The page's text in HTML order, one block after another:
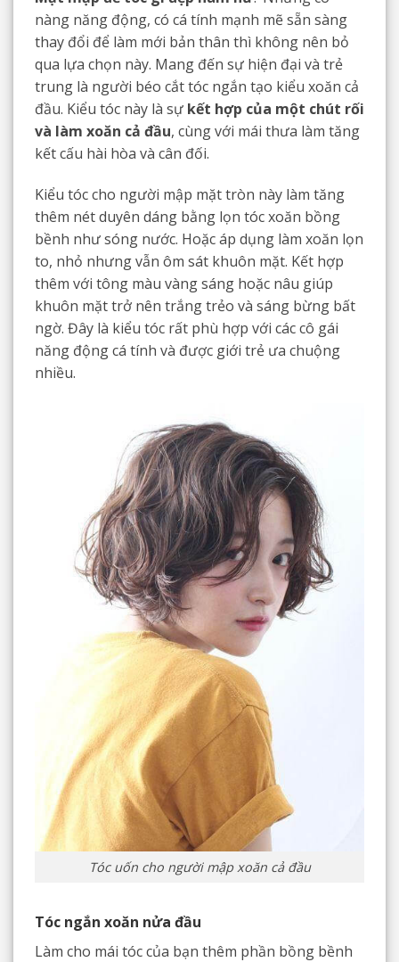
nàng năng động, có cá tính mạnh mẽ sẵn sàng
thay đổi để làm mới bản thân thì không nên bỏ
qua lựa chọn này. Mang đến sự hiện đại và trẻ
trung là người béo cắt tóc ngắn tạo kiểu xoăn cả
đầu. Kiểu tóc này là sự kết hợp của một chút rối
và làm xoăn cả đầu, cùng với mái thưa làm tăng
kết cấu hài hòa và cân đối.
Kiểu tóc cho người mập mặt tròn này làm tăng
thêm nét duyên dáng bằng lọn tóc xoăn bồng
bềnh như sóng nước. Hoặc áp dụng làm xoăn lọn
to, nhỏ nhưng vẫn ôm sát khuôn mặt. Kết hợp
thêm với tông màu vàng sáng hoặc nâu giúp
khuôn mặt trở nên trắng trẻo và sáng bừng bất
ngờ. Đây là kiểu tóc rất phù hợp với các cô gái
năng động cá tính và được giới trẻ ưa chuộng
nhiều.
Tóc uốn cho người mập xoăn cả đầu
Tóc ngắn xoăn nửa đầu
Làm cho mái tóc của bạn thêm phần bồng bềnh